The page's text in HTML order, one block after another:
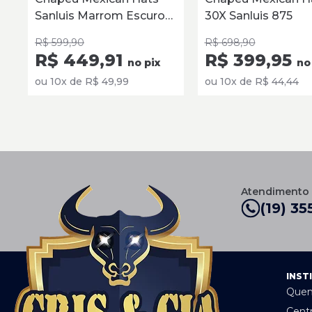
Nivaldo
Chapéu
Nivaldo
09
Chapéu
enilda
30 junho
Sanluis Marrom Escuro
R$ 599,90
R$ 449,91 no pix
ou 10x de R$ 49,99
30X Sanluis 875
R$ 698,90
R$ 399,95
ou 10x de R$ 44,44
Atendimento
(19)